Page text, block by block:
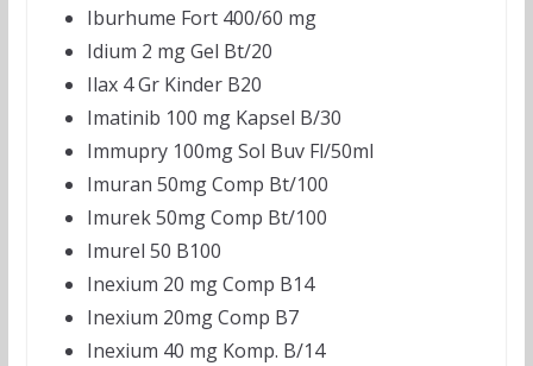
Iburhume Fort 400/60 mg
Idium 2 mg Gel Bt/20
Ilax 4 Gr Kinder B20
Imatinib 100 mg Kapsel B/30
Immupry 100mg Sol Buv Fl/50ml
Imuran 50mg Comp Bt/100
Imurek 50mg Comp Bt/100
Imurel 50 B100
Inexium 20 mg Comp B14
Inexium 20mg Comp B7
Inexium 40 mg Komp. B/14